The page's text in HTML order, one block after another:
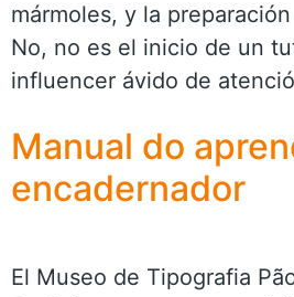
mármoles, y la
No, no es el inicio de un
influencer ávido de
Manual do
encadernador
El Museo de Tipografia